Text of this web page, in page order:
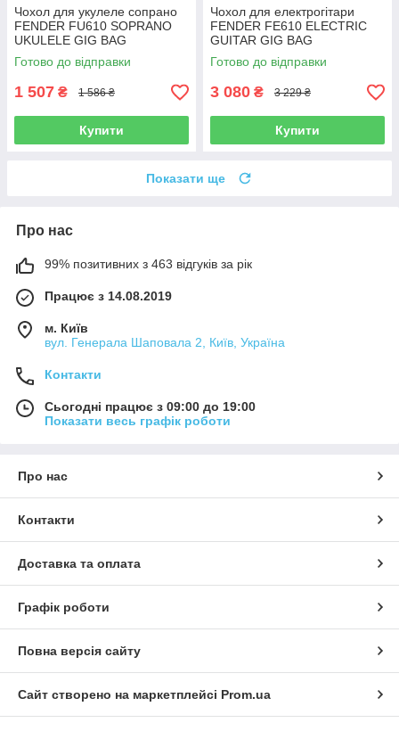
Чохол для укулеле сопрано
FENDER FU610 SOPRANO
UKULELE GIG BAG
Готово до відправки
1 507 ₴ 1 586 ₴
Купити
Чохол для електрогітари
FENDER FE610 ELECTRIC
GUITAR GIG BAG
Готово до відправки
3 080 ₴ 3 229 ₴
Купити
Показати ще
Про нас
99% позитивних з 463 відгуків за рік
Працює з 14.08.2019
м. Київ
вул. Генерала Шаповала 2, Київ, Україна
Контакти
Сьогодні працює з 09:00 до 19:00
Показати весь графік роботи
Про нас
Контакти
Доставка та оплата
Графік роботи
Повна версія сайту
Сайт створено на маркетплейсі Prom.ua